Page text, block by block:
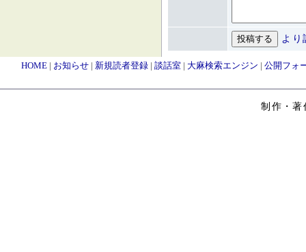
より
HOME | お知らせ | 新規読者登録 | 談話室 | 大麻検索エンジン | 公開フォ
制作・